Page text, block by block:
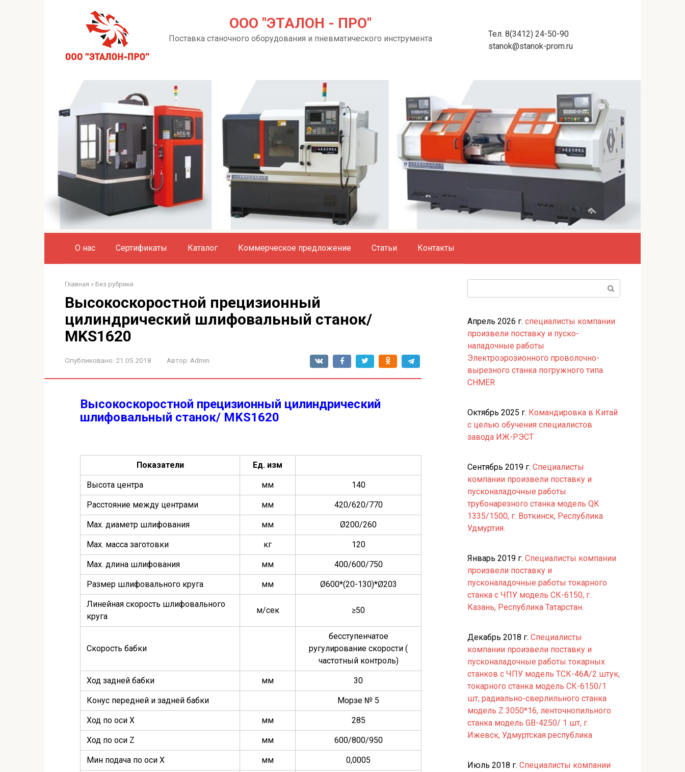
ООО "ЭТАЛОН - ПРО"
Поставка станочного оборудования и пневматического инструмента
Тел. 8(3412) 24-50-90
stanok@stanok-prom.ru
О нас Сертификаты Каталог Коммерческое предложение Статьи Контакты
Главная » Без рубрики
Высокоскоростной прецизионный
цилиндрический шлифовальный станок/
MKS1620
Опубликовано: 21.05.2018 Автор: Admin
Высокоскоростной прецизионный цилиндрический
шлифовальный станок/ MKS1620
Показатели Ед. изм
Высота центра мм 140
Расстояние между центрами мм 420/620/770
Мах. диаметр шлифования мм Ø200/260
Мах. масса заготовки кг 120
Мах. длина шлифования мм 400/600/750
Размер шлифовального круга мм Ø600*(20-130)*Ø203
Линейная скорость шлифовального
круга
м/сек ≥50
Скорость бабки
бесступенчатое
ругулирование скорости (
частотный контроль)
Ход задней бабки мм 30
Конус передней и задней бабки Морзе № 5
Ход по оси Х мм 285
Ход по оси Z мм 600/800/950
Мин подача по оси Х мм 0,0005
Апрель 2026 г. специалисты компании
произвели поставку и пуско-
наладочные работы
Электроэрозионного проволочно-
вырезного станка погружного типа
CHMER
Октябрь 2025 г. Командировка в Китай
с целью обучения специалистов
завода ИЖ-РЭСТ
Сентябрь 2019 г. Специалисты
компании произвели поставку и
пусконаладочные работы
трубонарезного станка модель QK
1335/1500, г. Воткинск, Республика
Удмуртия.
Январь 2019 г. Специалисты компании
произвели поставку и
пусконаладочные работы токарного
станка с ЧПУ модель СК-6150, г.
Казань, Республика Татарстан.
Декабрь 2018 г. Специалисты
компании произвели поставку и
пусконаладочные работы токарных
станков с ЧПУ модель ТСК-46А/2 штук,
токарного станка модель СК-6150/1
шт, радиально-сверлильного станка
модель Z 3050*16, ленточнопильного
станка модель GB-4250/ 1 шт, г.
Ижевск, Удмуртская республика
Июль 2018 г. Специалисты компании